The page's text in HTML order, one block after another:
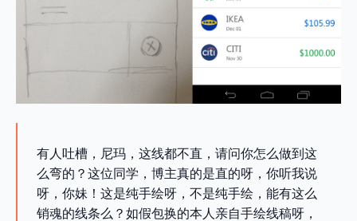
有人吐槽，尼玛，这线都不直，请问你怎么做到这
么弯的？这位同学，博主真的是直的呀，你听我说
呀，你妹！这是纯手绘呀，不是纯手绘，能有这么
销魂的线条么？如假包换的本人亲自手绘线稿呀，